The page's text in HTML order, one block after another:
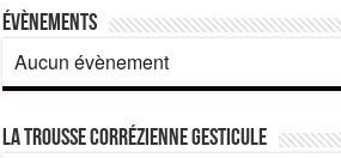
Évènements
Aucun évènement
La Trousse corrézienne gesticule